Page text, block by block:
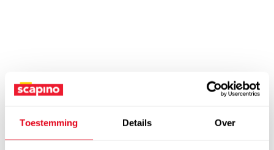
Toestemming Details Over